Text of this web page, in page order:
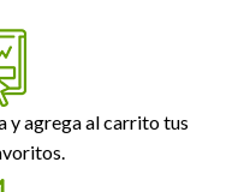
y agrega al carrito tus